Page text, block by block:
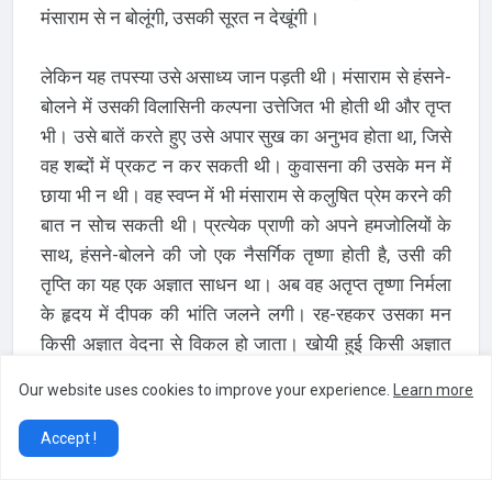
मंसाराम से न बोलूंगी, उसकी सूरत न देखूंगी।
लेकिन यह तपस्या उसे असाध्य जान पड़ती थी। मंसाराम से हंसने-
बोलने में उसकी विलासिनी कल्पना उत्तेजित भी होती थी और तृप्त
भी। उसे बातें करते हुए उसे अपार सुख का अनुभव होता था, जिसे
वह शब्दों में प्रकट न कर सकती थी। कुवासना की उसके मन में
छाया भी न थी। वह स्वप्न में भी मंसाराम से कलुषित प्रेम करने की
बात न सोच सकती थी। प्रत्येक प्राणी को अपने हमजोलियों के
साथ, हंसने-बोलने की जो एक नैसर्गिक तृष्णा होती है, उसी की
तृप्ति का यह एक अज्ञात साधन था। अब वह अतृप्त तृष्णा निर्मला
के हृदय में दीपक की भांति जलने लगी। रह-रहकर उसका मन
किसी अज्ञात वेदना से विकल हो जाता। खोयी हुई किसी अज्ञात
रह जाती, किसी काम में जी न लगता। हां, जब मुंशीजी आ जाते, वह
अपनी सारी तृष्णाओं को नैराश्य में डुबाकर, उनसे मुस्कराकर इधर-
उधर की बातें करने लगती।
Our website uses cookies to improve your experience. Learn more
Accept !